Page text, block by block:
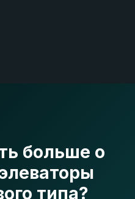
больше о
типа?